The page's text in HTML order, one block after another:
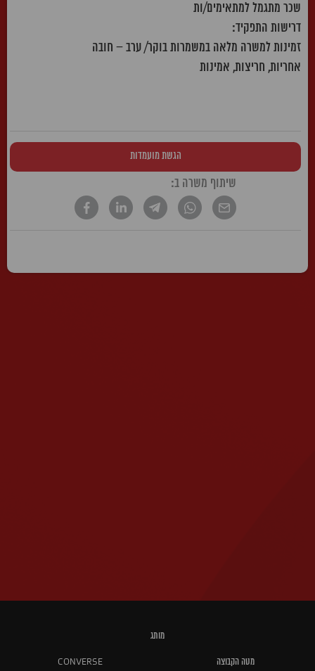
שכר מתגמל למתאימים/ות
דרישות התפקיד:
זמינות למשרה מלאה במשמרות בוקר/ ערב – חובה
אחריות, חריצות, אמינות
הגשת מועמדות
שיתוף משרה ב:
מותג
מטה הקבוצה CONVERSE